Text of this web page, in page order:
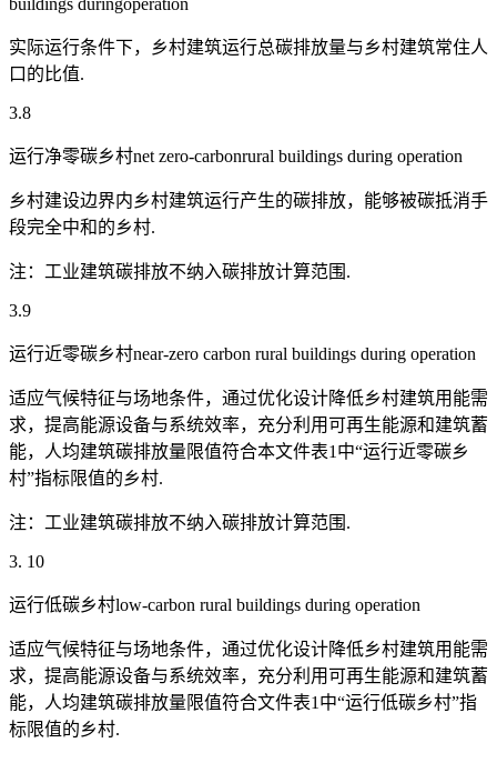
buildings duringoperation
实际运行条件下，乡村建筑运行总碳排放量与乡村建筑常住人
口的比值.
3.8
运行净零碳乡村net zero-carbonrural buildings during operation
乡村建设边界内乡村建筑运行产生的碳排放，能够被碳抵消手
段完全中和的乡村.
注：工业建筑碳排放不纳入碳排放计算范围.
3.9
运行近零碳乡村near-zero carbon rural buildings during operation
适应气候特征与场地条件，通过优化设计降低乡村建筑用能需
求，提高能源设备与系统效率，充分利用可再生能源和建筑蓄
能，人均建筑碳排放量限值符合本文件表1中“运行近零碳乡
村”指标限值的乡村.
注：工业建筑碳排放不纳入碳排放计算范围.
3. 10
运行低碳乡村low-carbon rural buildings during operation
适应气候特征与场地条件，通过优化设计降低乡村建筑用能需
求，提高能源设备与系统效率，充分利用可再生能源和建筑蓄
能，人均建筑碳排放量限值符合文件表1中“运行低碳乡村”指
标限值的乡村.